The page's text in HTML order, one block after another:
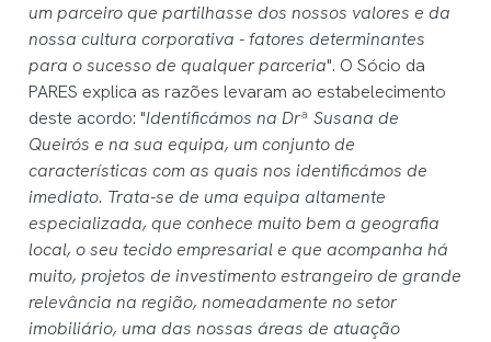
um parceiro que partilhasse dos nossos valores e da
nossa cultura corporativa - fatores determinantes
para o sucesso de qualquer parceria". O Sócio da
PARES explica as razões levaram ao estabelecimento
deste acordo: "Identificámos na Drª Susana de
Queirós e na sua equipa, um conjunto de
características com as quais nos identificámos de
imediato. Trata-se de uma equipa altamente
especializada, que conhece muito bem a geografia
local, o seu tecido empresarial e que acompanha há
muito, projetos de investimento estrangeiro de grande
relevância na região, nomeadamente no setor
imobiliário, uma das nossas áreas de atuação